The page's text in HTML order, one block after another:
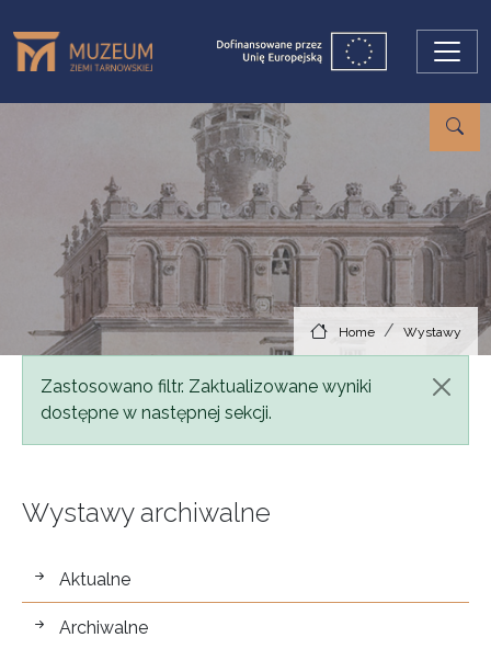
Home Wystawy
Status message
Zastosowano filtr. Zaktualizowane wyniki
dostępne w następnej sekcji.
Wystawy archiwalne
wystawy
Aktualne
Archiwalne